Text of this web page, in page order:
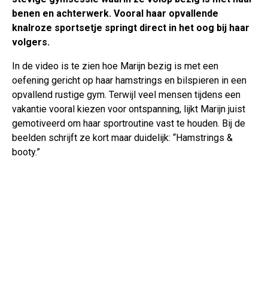
benen en achterwerk. Vooral haar opvallende
knalroze sportsetje springt direct in het oog bij haar
volgers.
In de video is te zien hoe Marijn bezig is met een
oefening gericht op haar hamstrings en bilspieren in een
opvallend rustige gym. Terwijl veel mensen tijdens een
vakantie vooral kiezen voor ontspanning, lijkt Marijn juist
gemotiveerd om haar sportroutine vast te houden. Bij de
beelden schrijft ze kort maar duidelijk: “Hamstrings &
booty.”